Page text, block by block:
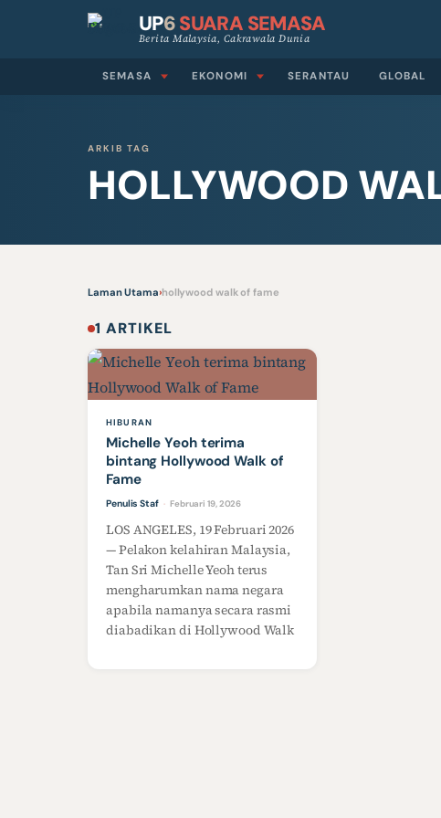
UP6SUARA SEMASA
Berita Malaysia, Cakrawala Dunia
SEMASA EKONOMI SERANTAU GLOBAL
ARKIB TAG
HOLLYWOOD
Laman Utama›hollywood walk of fame
1 ARTIKEL
HIBURAN
Michelle Yeoh terima
bintang Hollywood Walk of
Fame
Penulis Staf · Februari 19, 2026
LOS ANGELES, 19 Februari 2026
— Pelakon kelahiran Malaysia,
Tan Sri Michelle Yeoh terus
mengharumkan nama negara
apabila namanya secara rasmi
diabadikan di Hollywood Walk